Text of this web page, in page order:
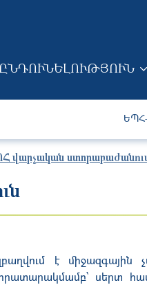
MAIN
ԸՆԴՈՒՆԵԼՈՒԹՅՈՒՆ
վարչական
է
հրատարակմամբ՝ սերտ